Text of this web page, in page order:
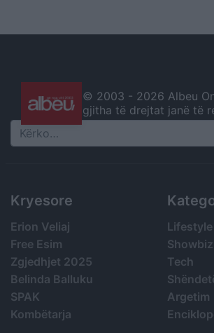
© 2003 - 2026 Albeu
gjitha të drejtat janë të
Search
Kryesore
Erion Veliaj
Free Esim
Zgjedhjet 2025
Belinda Balluku
SPAK
Kombëtarja
Lifestyle
Showbiz
Tech
Argetim